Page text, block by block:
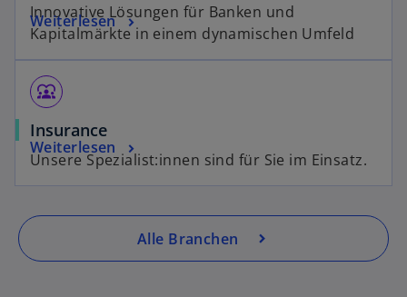
Innovative Lösungen für Banken und
Kapitalmärkte in einem dynamischen Umfeld
Weiterlesen
diversity_1
Insurance
Unsere Spezialist:innen sind für Sie im Einsatz.
Weiterlesen
Alle Branchen